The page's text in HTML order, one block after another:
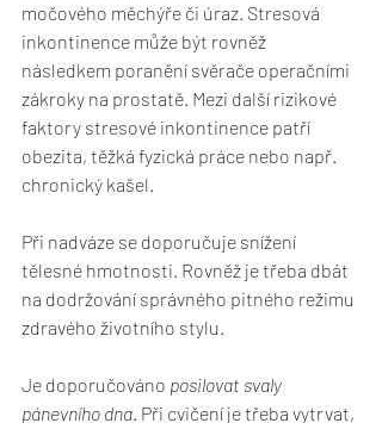
močového měchýře či úraz. Stresová
inkontinence může být rovněž
následkem poranění svěrače operačními
zákroky na prostatě. Mezi další rizikové
faktory stresové inkontinence patří
obezita, těžká fyzická práce nebo např.
chronický kašel.
Při nadváze se doporučuje snížení
tělesné hmotnosti. Rovněž je třeba dbát
na dodržování správného pitného režimu
zdravého životního stylu.
Je doporučováno posilovat svaly
pánevního dna. Při cvičení je třeba vytrvat,